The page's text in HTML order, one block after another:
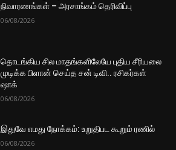
நிவாரணங்கள் – அரசாங்கம் தெரிவிப்பு
06/08/2026
தொடங்கிய சில மாதங்களிலேயே புதிய சீரியலை
முடிக்க பிளான் செய்த சன் டிவி.. ரசிகர்கள்
ஷாக்
06/08/2026
இதுவே எமது நோக்கம்: உறுதிபட கூறும் ரணில்
06/08/2026